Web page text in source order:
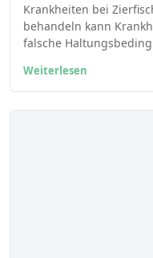
Krankheiten bei
behandeln kann
falsche
Weiterlesen